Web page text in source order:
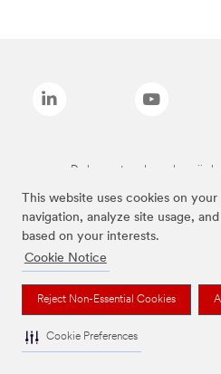
This website uses cookies on
navigation, analyze site usage,
based on your interests.
Cookie Notice
Reject Non-Essential Cookies
Cookie Preferences
De bovenstaande merken zijn